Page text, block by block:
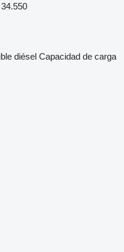
diésel Capacidad de carga